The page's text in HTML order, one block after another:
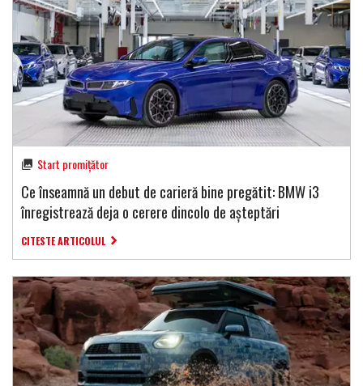
Start promițător
Ce înseamnă un debut de carieră bine pregătit: BMW i3
înregistrează deja o cerere dincolo de așteptări
CITESTE ARTICOLUL